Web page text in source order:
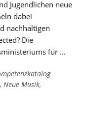
Jugendlichen neue
dabei
nachhaltigen
Die
für …
, Neue Musik,